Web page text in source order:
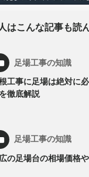
はこんな記事も読
足場工事の知識
工事に足場は絶対に
徹底解説
足場工事の知識
の足場台の相場価格